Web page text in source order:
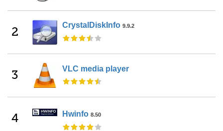
2 CrystalDiskInfo 9.9.2
3 VLC media player
4 Hwinfo 8.50